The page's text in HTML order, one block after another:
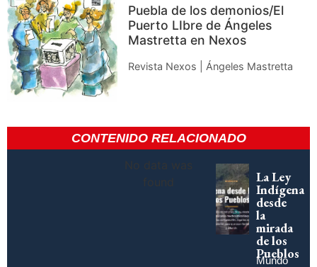
Puebla de los demonios/El
Puerto LIbre de Ángeles
Mastretta en Nexos
Revista Nexos | Ángeles Mastretta
CONTENIDO RELACIONADO
No data was
found
La Ley
Indígena
desde
la
mirada
de los
Pueblos
Mundo